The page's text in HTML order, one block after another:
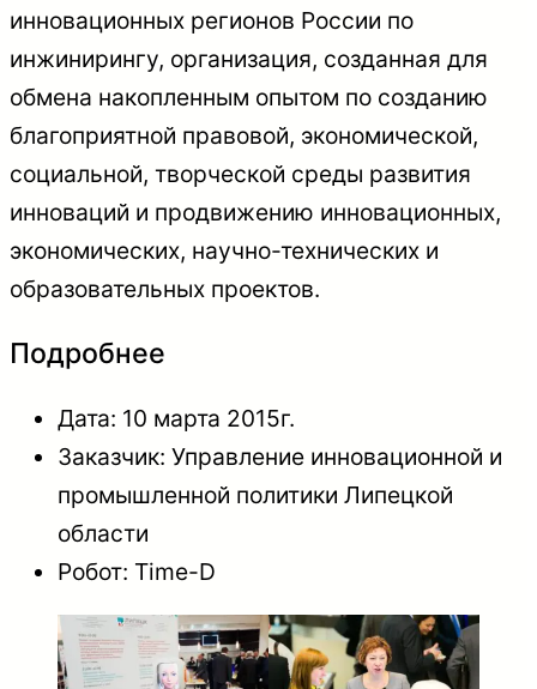
инновационных регионов России по
инжинирингу, организация, созданная для
обмена накопленным опытом по созданию
благоприятной правовой, экономической,
социальной, творческой среды развития
инноваций и продвижению инновационных,
экономических, научно-технических и
образовательных проектов.
Подробнее
Дата: 10 марта 2015г.
Заказчик: Управление инновационной и
промышленной политики Липецкой
области
Робот: Time-D